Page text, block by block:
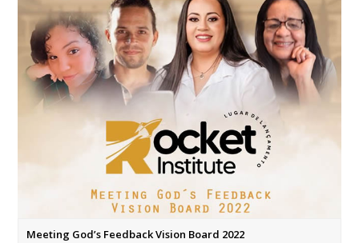
Meeting God’s Feedback Vision Board 2022